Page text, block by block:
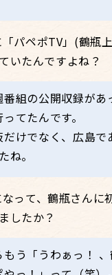
パペポTV」(鶴瓶
いたんですよね？
番組の公開収録があ
ってたんです。
だけでなく、広島で
ね。
って、鶴瓶さんに
したか？
もう「うわぁっ！